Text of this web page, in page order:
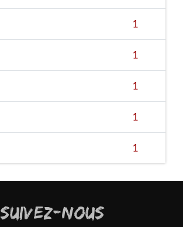
1
1
1
1
1
SUIVEZ-NOUS